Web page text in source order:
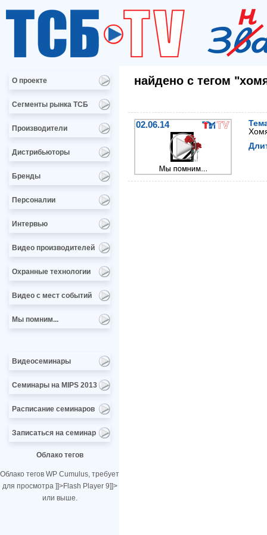
О проекте
Сегменты рынка ТСБ
Производители
Дистрибьюторы
Бренды
Персоналии
Интервью
Видео производителей
Охранные технологии
Видео с мест событий
Мы помним...
Видеосеминары
Семинары на MIPS 2013
Расписание семинаров
Записаться на семинар
Облако тегов
Облако тегов WP Cumulus, требует
для просмотра ]]>Flash Player 9]]>
или выше.
найдено с тегом
02.06.14